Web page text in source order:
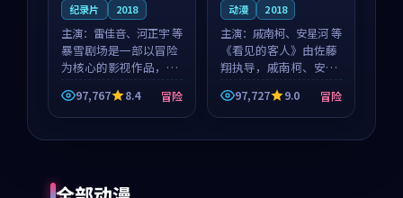
纪录片 2018
主演： 雷佳音、河正宇 等
暴雪剧场是一部以冒险
为核心的影视作品，围
绕危机、反转与人物成
长展开，整体节奏紧
凑，值得推荐观看。
97,767 8.4 冒险
动漫 2018
主演： 戚南柯、安星河 等
《看见的客人》由佐藤
翔执导，戚南柯、安星
河领衔主演，是一部
2018年上映的泰国冒险
动漫。影片以海岸抒情
97,727 9.0 冒险